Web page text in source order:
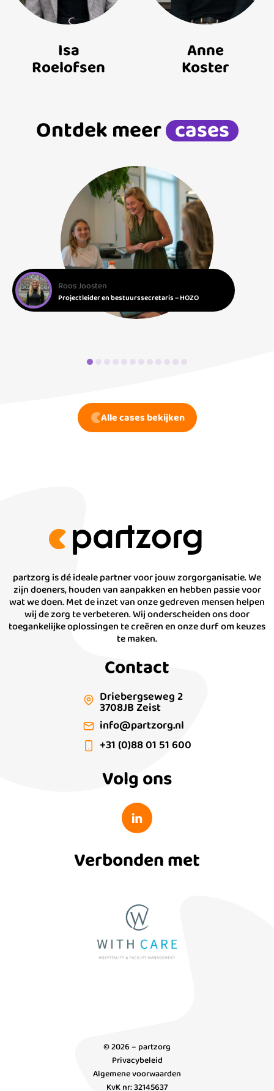
Isa
Roelofsen
Anne
Koster
Ontdek meer cases
Roos Joosten
Projectleider en bestuurssecretaris – HOZO
Alle cases bekijken
partzorg is dé ideale partner voor jouw zorgorganisatie. We
zijn doeners, houden van aanpakken en hebben passie voor
wat we doen. Met de inzet van onze gedreven mensen helpen
wij de zorg te verbeteren. Wij onderscheiden ons door
toegankelijke oplossingen te creëren en onze durf om keuzes
te maken.
Contact
Driebergseweg 2
3708JB Zeist
info@partzorg.nl
+31 (0)88 01 51 600
Volg ons
Verbonden met
© 2026 – partzorg
Privacybeleid
Algemene voorwaarden
KvK nr: 32145637